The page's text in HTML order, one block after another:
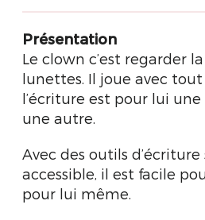
Présentation
Le clown c’est regarder
lunettes. Il joue avec tout
l’écriture est pour lui
une autre.
Avec des outils
accessible, il est facile
pour lui même.